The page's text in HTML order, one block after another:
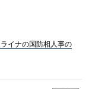
イナの国防相人事の